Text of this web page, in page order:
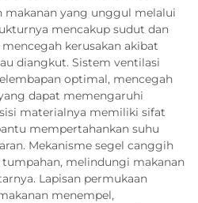
yang unggul melalui
mencakup sudut dan
kerusakan akibat
diangkut. Sistem ventilasi
optimal, mencegah
dapat memengaruhi
materialnya memiliki sifat
mempertahankan suhu
Mekanisme segel canggih
melindungi makanan
Lapisan permukaan
menempel,